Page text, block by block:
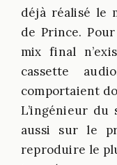
déjà réalisé le
de Prince.
mix final
cassette
comportaient
L’ingénieur du
aussi sur le
reproduire le